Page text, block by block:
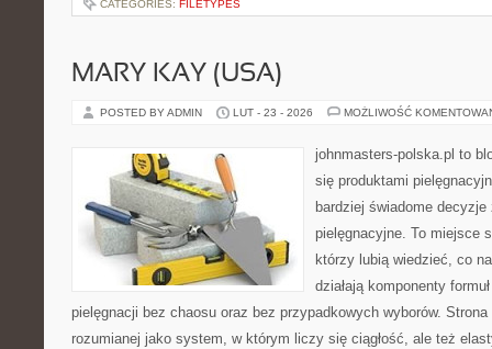
CATEGORIES: FILETYPES
MARY KAY (USA)
POSTED BY ADMIN LUT - 23 - 2026 MOŻLIWOŚĆ
johnmasters-polska.pl to
się produktami
bardziej świadome decyzje
pielęgnacyjne. To miejsce
którzy lubią wiedzieć, co
działają komponenty
pielęgnacji bez chaosu oraz bez przypadkowych wyborów.
rozumianej jako system, w którym liczy się ciągłość, ale też